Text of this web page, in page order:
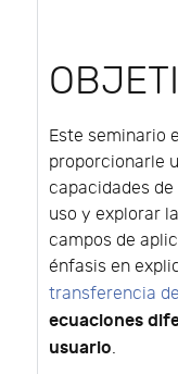
Este seminario
proporcionarle
capacidades de
uso y explorar
campos de
énfasis en
transferencia
ecuaciones
usuario.